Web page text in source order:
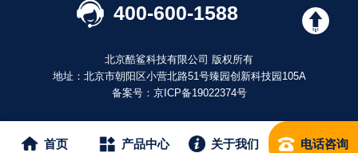
400-600-1588
北京酷鲨科技有限公司 版权所有
地址：北京市朝阳区小营北路51号臻园创新科技园105A
备案号： 京ICP备19022374号
首页 产品中心 关于我们 电话咨询